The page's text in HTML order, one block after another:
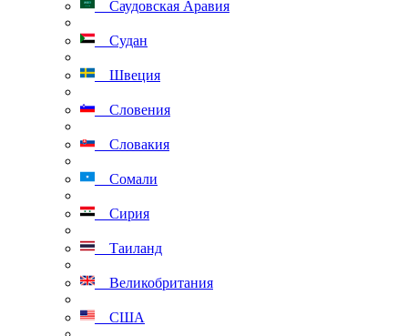
Саудовская Аравия
Судан
Швеция
Словения
Словакия
Сомали
Сирия
Таиланд
Великобритания
США